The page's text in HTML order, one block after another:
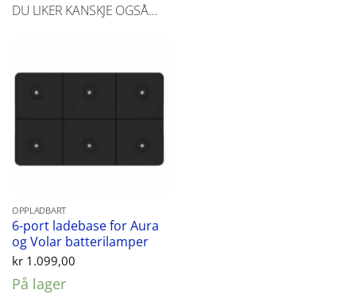
DU LIKER KANSKJE OGSÅ…
OPPLADBART
6-port ladebase for Aura
og Volar batterilamper
kr1.099,00
På lager